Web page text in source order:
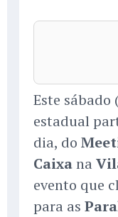
Este
estadual
dia, do
Caixana
evento que
para as